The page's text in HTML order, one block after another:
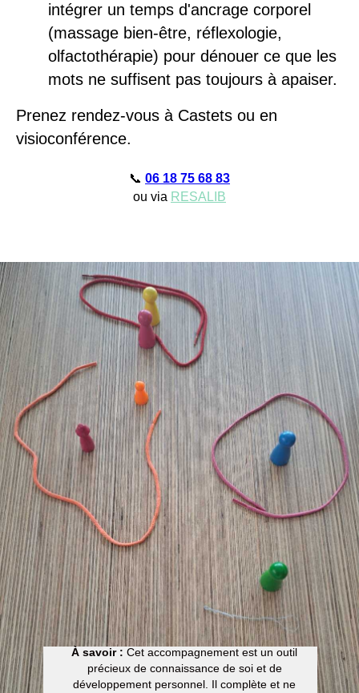
intégrer un temps d'ancrage corporel
(massage bien-être, réflexologie,
olfactothérapie) pour dénouer ce que les
mots ne suffisent pas toujours à apaiser.
Prenez rendez-vous à Castets ou en
visioconférence.
📞 06 18 75 68 83
ou via RESALIB
À savoir : Cet accompagnement est un outil
précieux de connaissance de soi et de
développement personnel. Il complète et ne